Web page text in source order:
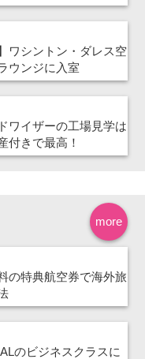
ワシントン・ダレス空
ウンジに入室
ワイザーの工場見学は
付きで最高！
more
の特典航空券で海外旅
のビジネスクラスに